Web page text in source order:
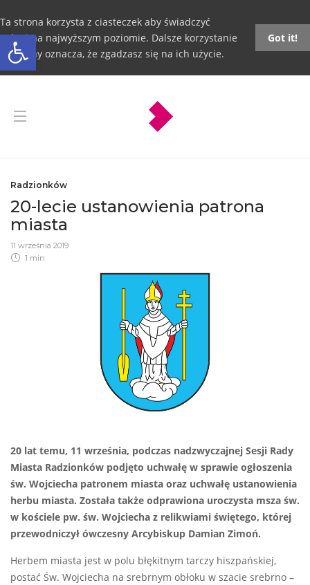
Otwórz pasek narzędzi
Ta strona korzysta z ciasteczek aby świadczyć
usługi na najwyższym poziomie. Dalsze korzystanie
ze strony oznacza, że zgadzasz się na ich użycie.
Got it!
Radzionków
20-lecie ustanowienia patrona
miasta
11 września 2019
1 min
20 lat temu, 11 września, podczas nadzwyczajnej Sesji Rady
Miasta Radzionków podjęto uchwałę w sprawie ogłoszenia
św. Wojciecha patronem miasta oraz uchwałę ustanowienia
herbu miasta. Została także odprawiona uroczysta msza św.
w kościele pw. św. Wojciecha z relikwiami świętego, której
przewodniczył ówczesny Arcybiskup Damian Zimoń.
Herbem miasta jest w polu błękitnym tarczy hiszpańskiej,
postać Św. Wojciecha na srebrnym obłoku w szacie srebrno –